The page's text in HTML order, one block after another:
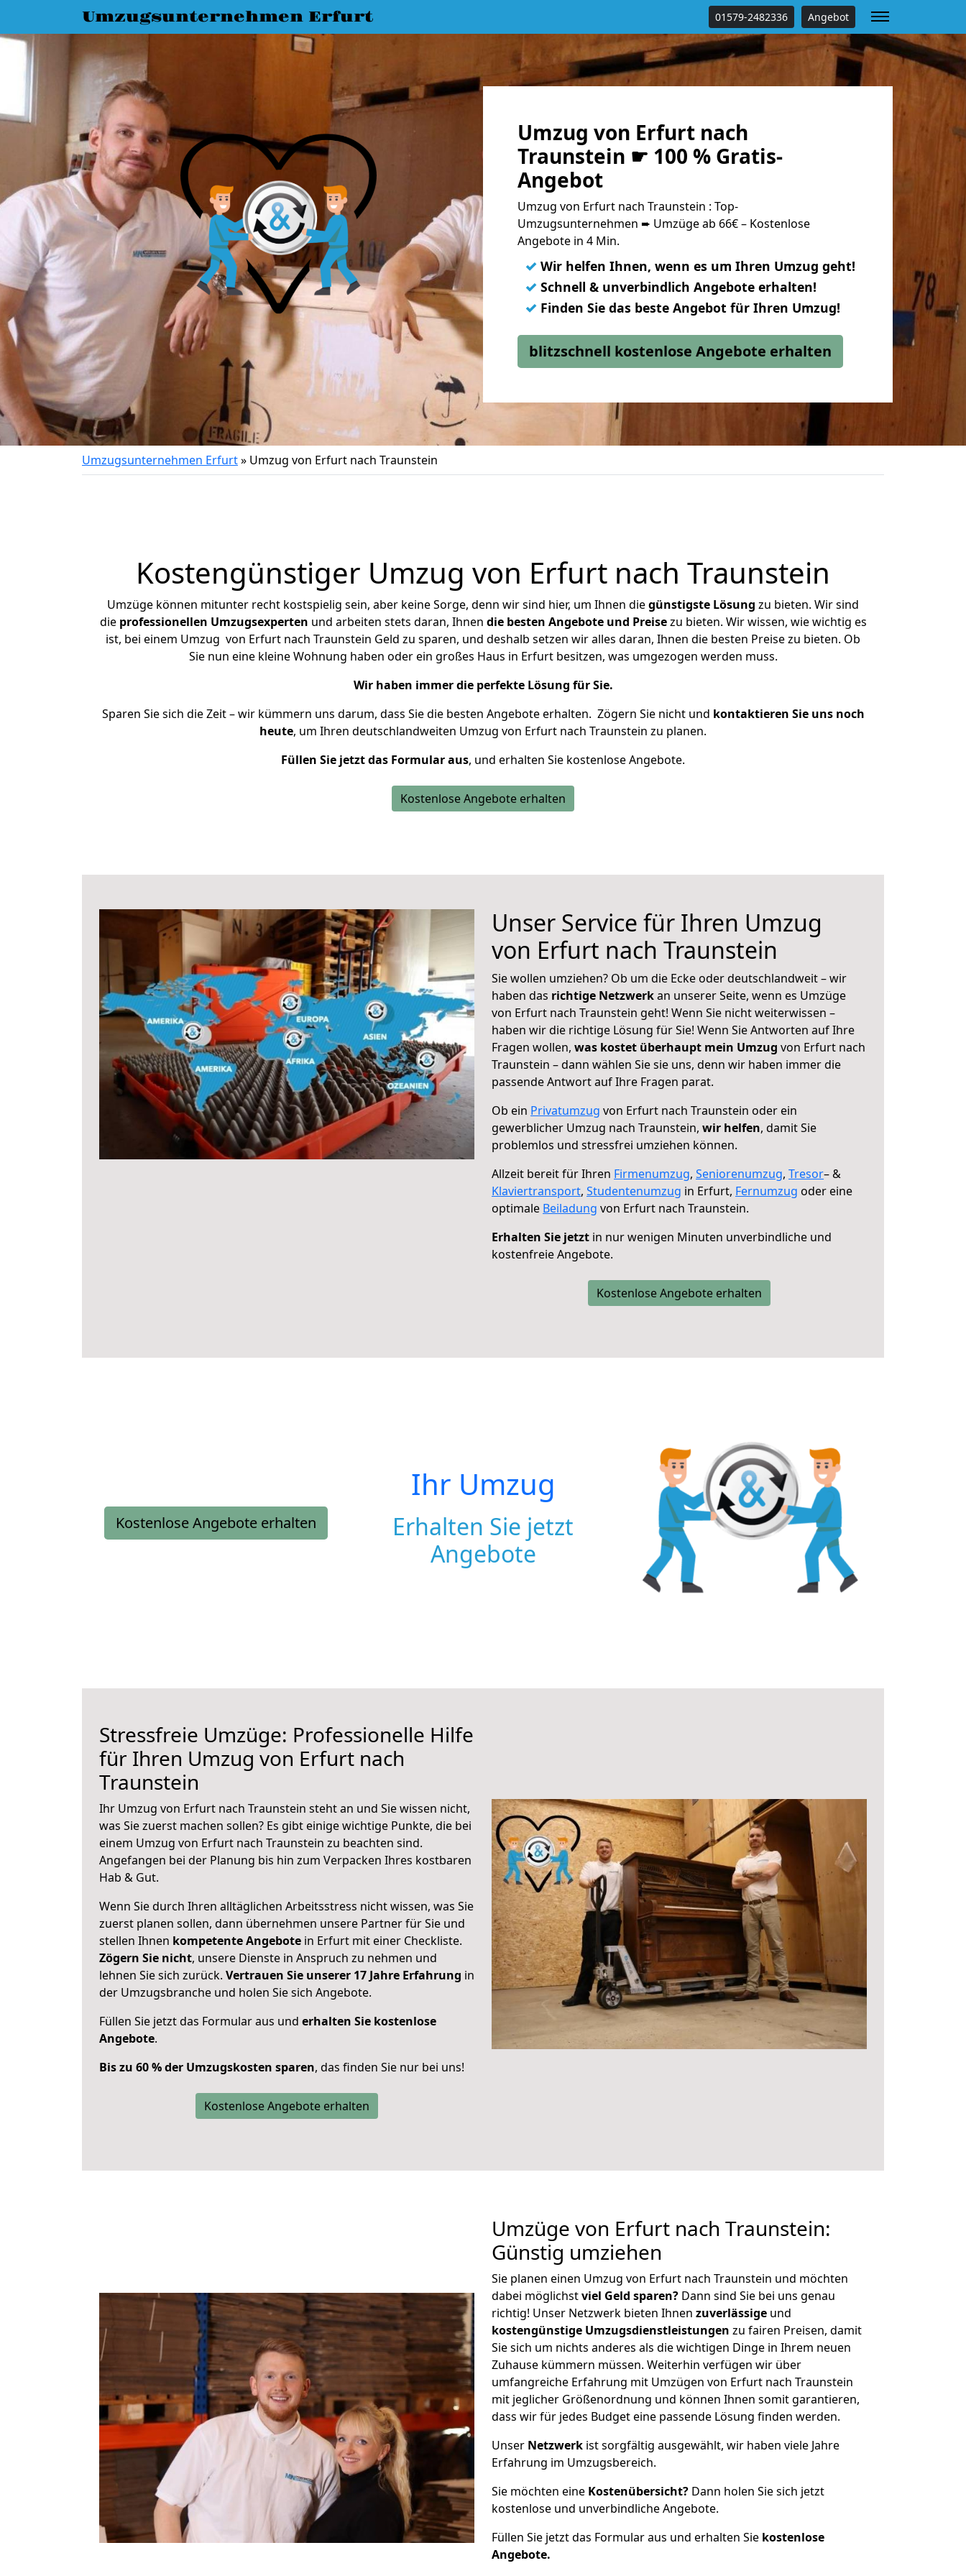
Umzugsunternehmen Erfurt 01579-2482336 Angebot
Umzug von Erfurt nach
Traunstein ☛ 100 % Gratis-
Angebot
Umzug von Erfurt nach Traunstein : Top-
Umzugsunternehmen ➨ Umzüge ab 66€ – Kostenlose
Angebote in 4 Min.
✓ Wir helfen Ihnen, wenn es um Ihren Umzug geht!
✓ Schnell & unverbindlich Angebote erhalten!
✓ Finden Sie das beste Angebot für Ihren Umzug!
blitzschnell kostenlose Angebote erhalten
Umzugsunternehmen Erfurt» Umzug von Erfurt nach Traunstein
Kostengünstiger Umzug von Erfurt nach Traunstein
Umzüge können mitunter recht kostspielig sein, aber keine Sorge, denn wir sind hier, um Ihnen diegünstigste Lösung zu bieten. Wir sind
die professionellen Umzugsexperten und arbeiten stets daran, Ihnen die besten Angebote und Preisezu bieten. Wir wissen, wie wichtig es
ist, bei einem Umzug von Erfurt nach Traunstein Geld zu sparen, und deshalb setzen wir alles daran, Ihnen die besten Preise zu bieten. Ob
Sie nun eine kleine Wohnung haben oder ein großes Haus in Erfurt besitzen, was umgezogen werden muss.
Wir haben immer die perfekte Lösung für Sie.
Sparen Sie sich die Zeit – wir kümmern uns darum, dass Sie die besten Angebote erhalten. Zögern Sie nicht und kontaktieren Sie uns noch
heute, um Ihren deutschlandweiten Umzug von Erfurt nach Traunstein zu planen.
Füllen Sie jetzt das Formular aus, und erhalten Sie kostenlose Angebote.
Kostenlose Angebote erhalten
Unser Service für Ihren Umzug
von Erfurt nach Traunstein
Sie wollen umziehen? Ob um die Ecke oder deutschlandweit – wir
haben das richtige Netzwerkan unserer Seite, wenn es Umzüge
von Erfurt nach Traunstein geht! Wenn Sie nicht weiterwissen –
haben wir die richtige Lösung für Sie! Wenn Sie Antworten auf Ihre
Fragen wollen, was kostet überhaupt mein Umzug von Erfurt nach
Traunstein – dann wählen Sie sie uns, denn wir haben immer die
passende Antwort auf Ihre Fragen parat.
Ob ein Privatumzug von Erfurt nach Traunstein oder ein
gewerblicher Umzug nach Traunstein, wir helfen, damit Sie
problemlos und stressfrei umziehen können.
Allzeit bereit für Ihren Firmenumzug, Seniorenumzug, Tresor– &
Klaviertransport, Studentenumzug in Erfurt, Fernumzug oder eine
optimale Beiladung von Erfurt nach Traunstein.
Erhalten Sie jetzt in nur wenigen Minuten unverbindliche und
kostenfreie Angebote.
Kostenlose Angebote erhalten
Kostenlose Angebote erhalten
Ihr Umzug
Erhalten Sie jetzt
Angebote
Stressfreie Umzüge: Professionelle Hilfe
für Ihren Umzug von Erfurt nach
Traunstein
Ihr Umzug von Erfurt nach Traunstein steht an und Sie wissen nicht,
was Sie zuerst machen sollen? Es gibt einige wichtige Punkte, die bei
einem Umzug von Erfurt nach Traunstein zu beachten sind.
Angefangen bei der Planung bis hin zum Verpacken Ihres kostbaren
Hab & Gut.
Wenn Sie durch Ihren alltäglichen Arbeitsstress nicht wissen, was Sie
zuerst planen sollen, dann übernehmen unsere Partner für Sie und
stellen Ihnen kompetente Angebote in Erfurt mit einer Checkliste.
Zögern Sie nicht, unsere Dienste in Anspruch zu nehmen und
lehnen Sie sich zurück. Vertrauen Sie unserer 17 Jahre Erfahrung in
der Umzugsbranche und holen Sie sich Angebote.
Füllen Sie jetzt das Formular aus und erhalten Sie kostenlose
Angebote.
Bis zu 60 % der Umzugskosten sparen, das finden Sie nur bei uns!
Kostenlose Angebote erhalten
Umzüge von Erfurt nach Traunstein:
Günstig umziehen
Sie planen einen Umzug von Erfurt nach Traunstein und möchten
dabei möglichstviel Geld sparen? Dann sind Sie bei uns genau
richtig! Unser Netzwerk bieten Ihnen zuverlässige und
kostengünstige Umzugsdienstleistungen zu fairen Preisen, damit
Sie sich um nichts anderes als die wichtigen Dinge in Ihrem neuen
Zuhause kümmern müssen. Weiterhin verfügen wir über
umfangreiche Erfahrung mit Umzügen von Erfurt nach Traunstein
mit jeglicher Größenordnung und können Ihnen somit garantieren,
dass wir für jedes Budget eine passende Lösung finden werden.
Unser Netzwerk ist sorgfältig ausgewählt, wir haben viele Jahre
Erfahrung im Umzugsbereich.
Sie möchten eine Kostenübersicht? Dann holen Sie sich jetzt
kostenlose und unverbindliche Angebote.
Füllen Sie jetzt das Formular aus und erhalten Sie kostenlose
Angebote.